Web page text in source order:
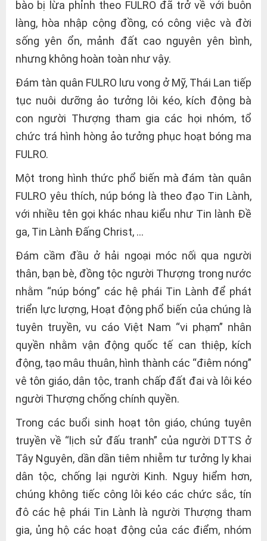
bào bị lừa phỉnh theo FULRO đã trở về với buôn
làng, hòa nhập cộng đồng, có công việc và đời
sống yên ổn, mảnh đất cao nguyên yên bình,
nhưng không hoàn toàn như vậy.
Đám tàn quân FULRO lưu vong ở Mỹ, Thái Lan tiếp
tục nuôi dưỡng ảo tưởng lôi kéo, kích động bà
con người Thượng tham gia các họi nhóm, tổ
chức trá hình hòng ảo tưởng phục hoạt bóng ma
FULRO.
Một trong hình thức phổ biến mà đám tàn quân
FULRO yêu thích, núp bóng là theo đạo Tin Lành,
với nhiều tên gọi khác nhau kiểu như Tin lành Đề
ga, Tin Lành Đấng Christ, …
Đám cầm đầu ở hải ngoại móc nối qua người
thân, bạn bè, đồng tộc người Thượng trong nước
nhằm “núp bóng” các hệ phái Tin Lành để phát
triển lực lượng, Hoạt động phổ biến của chúng là
tuyên truyền, vu cáo Việt Nam “vi phạm” nhân
quyền nhằm vận động quốc tế can thiệp, kích
động, tạo mâu thuân, hình thành các “điêm nóng”
vê tôn giáo, dân tộc, tranh chấp đất đai và lôi kéo
người Thượng chống chính quyền.
Trong các buổi sinh hoạt tôn giáo, chúng tuyên
truyền về “lịch sử đấu tranh” của người DTTS ở
Tây Nguyên, dần dần tiêm nhiễm tư tưởng ly khai
dân tộc, chống lại người Kinh. Nguy hiểm hơn,
chúng không tiếc công lôi kéo các chức sắc, tín
đô các hệ phái Tin Lành là người Thượng tham
gia, ủng hộ các hoạt động của các điểm, nhóm